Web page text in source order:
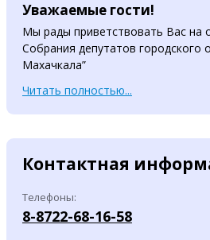
Уважаемые гости!
Мы рады приветствовать Вас на
Собрания депутатов городского
Махачкала”
Читать полностью...
Контактная
Телефоны:
8-8722-68-16-58